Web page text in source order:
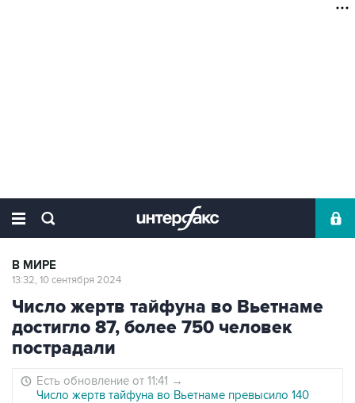
В МИРЕ
13:32, 10 сентября 2024
Число жертв тайфуна во Вьетнаме
достигло 87, более 750 человек
пострадали
Есть обновление от 11:41 →
Число жертв тайфуна во Вьетнаме превысило 140